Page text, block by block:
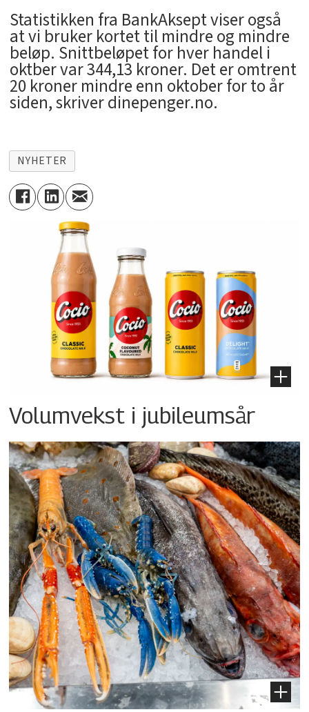
Statistikken fra BankAksept viser også
at vi bruker kortet til mindre og mindre
beløp. Snittbeløpet for hver handel i
oktber var 344,13 kroner. Det er omtrent
20 kroner mindre enn oktober for to år
siden, skriver dinepenger.no.
NYHETER
Volumvekst i jubileumsår